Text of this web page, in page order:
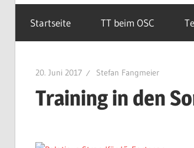
Startseite TT beim OSC
20. Juni 2017 Stefan Fangmeier
Training in den